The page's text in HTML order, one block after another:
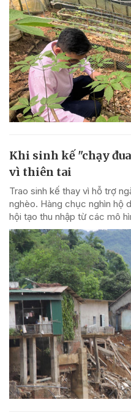
Khi sinh kế "chạy
vì thiên tai
Trao sinh kế thay vì hỗ trợ
nghèo. Hàng chục nghìn hộ
hội tạo thu nhập từ các mô